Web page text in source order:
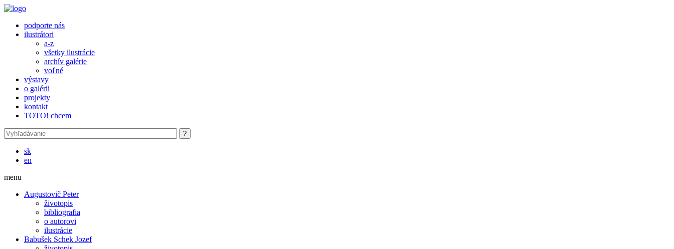
Skočiť na hlavný obsah
podporte nás
ilustrátori
a-z
všetky ilustrácie
archív galérie
voľné
výstavy
o galérii
projekty
kontakt
TOTO! chcem
sk
en
menu
Augustovič Peter
životopis
bibliografia
o autorovi
ilustrácie
Babušek Schek Jozef